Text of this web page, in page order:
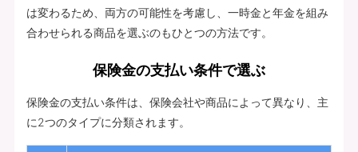
は変わるため、両方の可能性を考慮し、一時金と年金を組み
合わせられる商品を選ぶのもひとつの方法です。
保険金の支払い条件で選ぶ
保険金の支払い条件は、保険会社や商品によって異なり、主
に2つのタイプに分類されます。